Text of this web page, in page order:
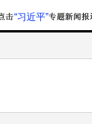
“习近平”